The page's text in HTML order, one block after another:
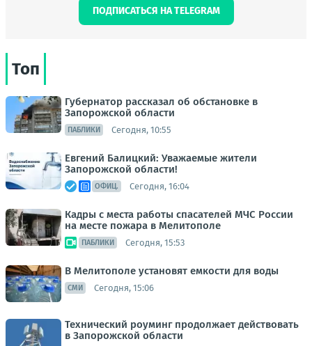
ПОДПИСАТЬСЯ НА TELEGRAM
Топ
Губернатор рассказал об обстановке в
Запорожской области
ПАБЛИКИ Сегодня, 10:55
Евгений Балицкий: Уважаемые жители
Запорожской области!
ОФИЦ. Сегодня, 16:04
Кадры с места работы спасателей МЧС России
на месте пожара в Мелитополе
ПАБЛИКИ Сегодня, 15:53
В Мелитополе установят емкости для воды
СМИ Сегодня, 15:06
Технический роуминг продолжает действовать
в Запорожской области